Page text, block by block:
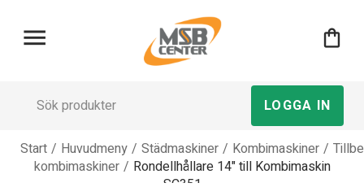
menu shopping_bag
LOGGA IN
Start / Huvudmeny / Städmaskiner / Kombimaskiner /
kombimaskiner / Rondellhållare 14" till Kombimaskin
SC351